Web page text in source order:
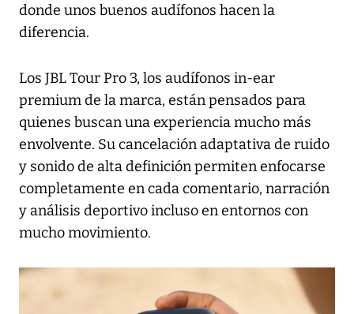
donde unos buenos audífonos hacen la
diferencia.
Los JBL Tour Pro 3, los audífonos in-ear
premium de la marca, están pensados para
quienes buscan una experiencia mucho más
envolvente. Su cancelación adaptativa de ruido
y sonido de alta definición permiten enfocarse
completamente en cada comentario, narración
y análisis deportivo incluso en entornos con
mucho movimiento.